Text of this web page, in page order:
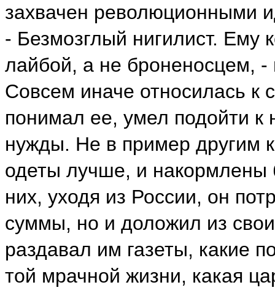
захвачен революционными
- Безмозглый нигилист. Ему
лайбой, а не броненосцем,
Совсем иначе относилась к
понимал ее, умел подойти к
нужды. Не в пример другим
одеты лучше, и накормлены
них, уходя из России, он
суммы, но и доложил из
раздавал им газеты, какие
той мрачной жизни, какая